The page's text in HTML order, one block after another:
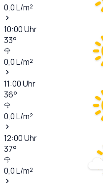
0,0L/m²
10:00Uhr
33°
0,0L/m²
11:00Uhr
36°
0,0L/m²
12:00Uhr
37°
0,0L/m²